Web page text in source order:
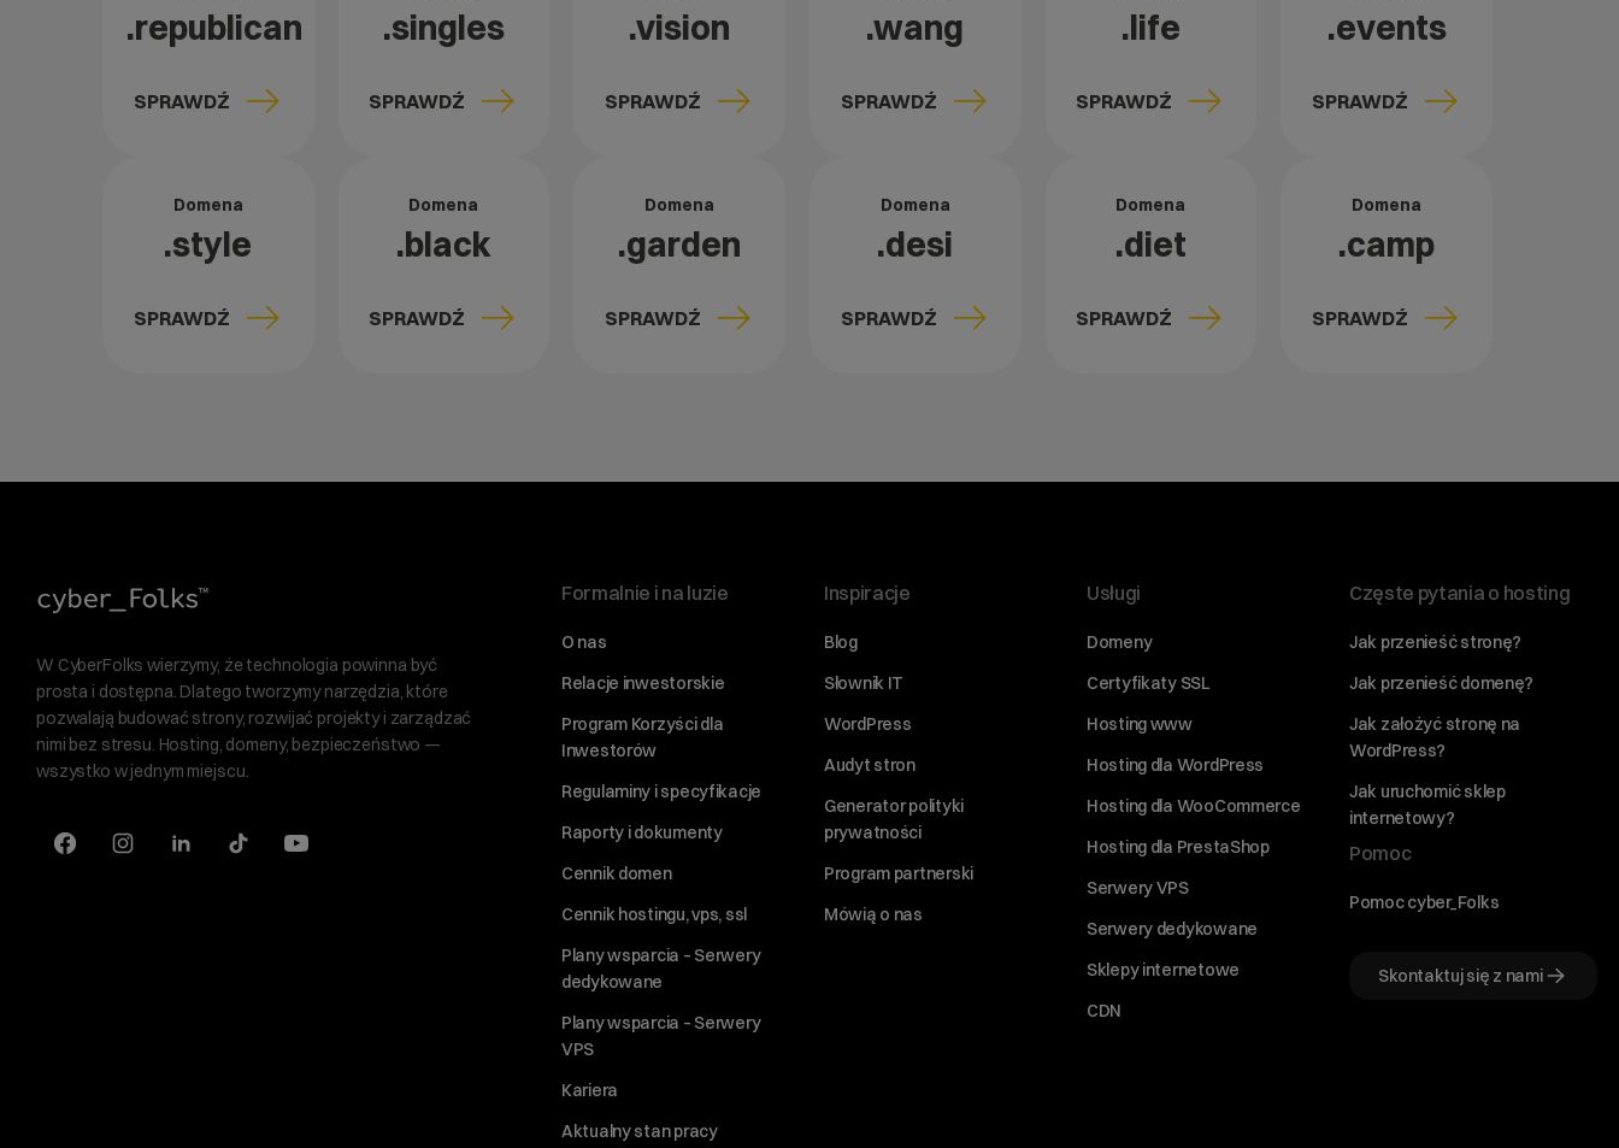
.republican
SPRAWDŹ
.singles
SPRAWDŹ
.vision
SPRAWDŹ
.wang
SPRAWDŹ
.life
SPRAWDŹ
.events
SPRAWDŹ
Domena
.style
SPRAWDŹ
Domena
.black
SPRAWDŹ
Domena
.garden
SPRAWDŹ
Domena
.desi
SPRAWDŹ
Domena
.diet
SPRAWDŹ
Domena
.camp
SPRAWDŹ
W CyberFolks wierzymy, że technologia powinna być
prosta i dostępna. Dlatego tworzymy narzędzia, które
pozwalają budować strony, rozwijać projekty i zarządzać
nimi bez stresu. Hosting, domeny, bezpieczeństwo —
wszystko w jednym miejscu.
Formalnie i na luzie
O nas
Relacje inwestorskie
Program Korzyści dla
Inwestorów
Regulaminy i specyfikacje
Raporty i dokumenty
Cennik domen
Cennik hostingu, vps, ssl
Plany wsparcia – Serwery
dedykowane
Plany wsparcia – Serwery
VPS
Kariera
Aktualny stan pracy
Inspiracje
Blog
Słownik IT
WordPress
Audyt stron
Generator polityki
prywatności
Program partnerski
Mówią o nas
Usługi
Domeny
Certyfikaty SSL
Hosting www
Hosting dla WordPress
Hosting dla WooCommerce
Hosting dla PrestaShop
Serwery VPS
Serwery dedykowane
Sklepy internetowe
CDN
Częste pytania o hosting
Jak przenieść stronę?
Jak przenieść domenę?
Jak założyć stronę na
WordPress?
Jak uruchomić sklep
internetowy?
Pomoc
Pomoc cyber_Folks
Skontaktuj się z nami